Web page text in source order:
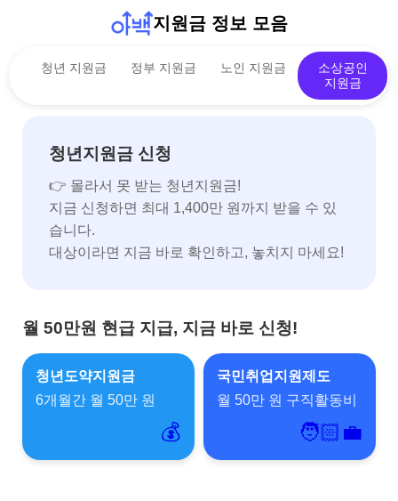
지원금 정보 모음
청년 지원금 정부 지원금 노인 지원금
소상공인
지원금
청년지원금 신청
👉 몰라서 못 받는 청년지원금!
지금 신청하면 최대 1,400만 원까지 받을 수 있
습니다.
대상이라면 지금 바로 확인하고, 놓치지 마세요!
월 50만원 현급 지급, 지금 바로 신청!
청년도약지원금
6개월간 월 50만 원
💰
국민취업지원제도
월 50만 원 구직활동비
🧑🏻‍💼